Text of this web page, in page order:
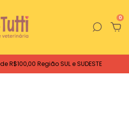
0
R$100,00 Região SUL e SUDESTE